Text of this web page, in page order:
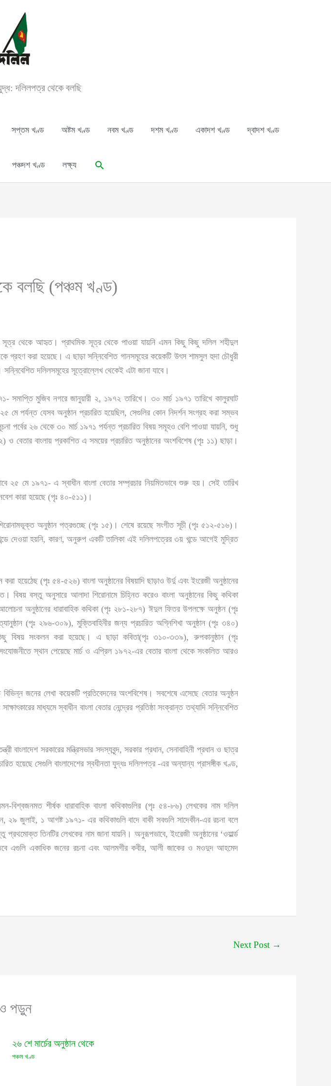
যুদ্ধ: দলিলপত্র থেকে বলছি
সপ্তম খণ্ড অষ্টম খণ্ড নবম খণ্ড দশম খণ্ড একাদশ খণ্ড দ্বাদশ খণ্ড
পঞ্চদশ খণ্ড লক্ষ্য Search
বলছি (পঞ্চম খণ্ড)
সূত্র থেকে আহৃত। প্রাথমিক সূত্র থেকে পাওয়া যায়নি এমন কিছু কিছু দলিল শহীদুল
গ্রহণ করা হয়েছে। এ ছাড়া সন্নিবেশিত গানসমূহের কয়েকটি উৎস শামসুল হুদা চৌধুরী
দলিলসমূহের সূত্রোল্লেখ থেকেই এটা জানা যাবে।
সমাপ্তি মুজিব নগরে জানুয়ারী ২, ১৯৭২ তারিখে। ৩০ মার্চ ১৯৭১ তারিখে কালুরঘাট
মে পর্যন্ত যেসব অনুষ্ঠান প্রচারিত হয়েছিল, সেগুলির কোন নিদর্শন সংগ্রহ করা সম্ভব
পর্বের ২৬ থেকে ৩০ মার্চ ১৯৭১ পর্যন্ত প্রচারিত বিষয় সমূহও বেশি পাওয়া যায়নি, শুধু
বেতার বাংলায় প্রকাশিত এ সময়ের প্রচারিত অনুষ্ঠানের অংশবিশেষ (পৃঃ ১১) ছাড়া।
২৫ মে ১৯৭১- এ স্বাধীন বাংলা বেতার সম্প্রচার নিয়মিতভাবে শুরু হয়। সেই তারিখ
কারা হয়েছে (পৃঃ ৪০-৫১১)।
অনুষ্ঠান পত্রগুচ্ছে (পৃঃ ১৫)। শেষে রয়েছে সংগীত সূচী (পৃঃ ৫১২-৫১৬)।
খন্ডে দেওয়া হয়নি, কারণ, অনুরুপ একটি তালিকা এই দলিলপত্রের ৩য় খন্ডে আগেই মুদ্রিত
করা হয়েঠেছ (পৃঃ ৫৪-৫২৬) বাংলা অনুষ্ঠানের বিষয়াদি ছাড়াও উর্দু এবং ইংরেজী অনুষ্ঠানের
বস্তু অনুসারে আলাদা শিরোনামে চিহ্নিত করেও বাংলা অনুষ্ঠানের কিছু কথিকা
অনুষ্ঠানের ধারাবাহিক কথিকা (পৃঃ ২৮১-২৮৭) ঈদুল ফিতর উপলক্ষে অনুষ্ঠন (পৃঃ
(পৃঃ ২৯৬-৩০৯), মুক্তিবাহিনীর জন্য প্রচারিত অগ্নিশিখা অনুষ্ঠান (পৃঃ ৩৪০)
বিষয় সংকলন করা হয়েছে। এ ছাড়া কবিতা(পৃঃ ৩১০-৩৩৯), রুপকানুষ্ঠান (পৃঃ
স্থান পেয়েছে মার্চ ও এপ্রিল ১৯৭২-এর বেতার বাংলা থেকে সংকলিত আরও
জনের লেখা কয়েকটি প্রতিবেদনের অংশবিশেষ। সবশেষে এসেছে বেতার অনুষ্ঠন
মাধ্যমে স্বাধীন বাংলা বেতার নেন্দ্রের প্রতিষ্ঠা সংক্রান্ত তথ্যাদি সন্নিবেশিত
বাংলাদেশ সরকারের মন্ত্রিসভার সদস্যবৃন্দ, সরকার প্রধান, সেনাবাহিনী প্রধান ও ছাত্র
হয়েছে সেগুলি বাংলাদেশের স্বধীনতা যুদ্ধঃ দলিলপত্র -এর অন্যান্য প্রাসঙ্গীক খণ্ড,
বিশ্বজনমত শীর্ষক ধারাবাহিক বাংলা কথিকাগুলির (পৃঃ ৫৪-৮৬) লেখকের নাম দলিল
২৯ জুলাই, ১ আগষ্ট ১৯৭১- এর কথিকাগুলি বাদে বাকী সবগুলি সাদেকীন-এর রচনা বলে
তিনটির লেখকের নাম জানা যায়নি। অনুরূপভাবে, ইংরেজী অনুষ্ঠানের ‘ওয়ার্ল্ড
তবে এগুলি একাধিক জনের রচনা এবং আলমগীর কবীর, আলী জাকের ও মওদুদ আহমেদ
Next Post →
পড়ুন
২৬ শে মার্চের অনুষ্ঠান থেকে
পঞ্চম খণ্ড